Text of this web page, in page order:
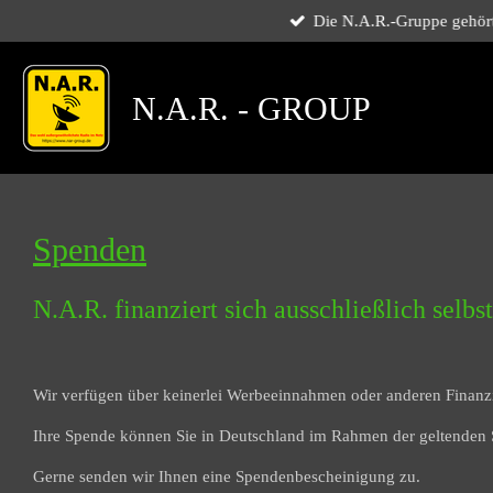
Hauptinhalt
springen
N.A.R. - GROUP
Spenden
N.A.R. finanziert sich ausschließlich
Wir verfügen über keinerlei Werbeeinnahmen oder anderen
Ihre Spende können Sie in Deutschland im Rahmen der geltenden
Gerne senden wir Ihnen eine Spendenbescheinigung zu.